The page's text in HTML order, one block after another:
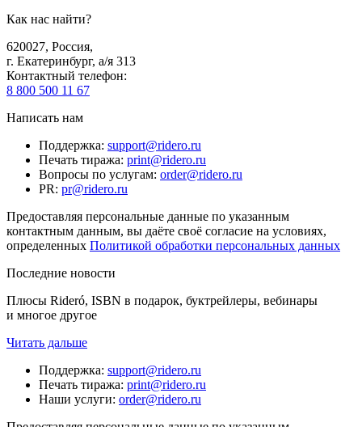
Как нас найти?
620027, Россия,
г. Екатеринбург, а/я 313
Контактный телефон:
8 800 500 11 67
Написать нам
Поддержка: support@ridero.ru
Печать тиража: print@ridero.ru
Вопросы по услугам: order@ridero.ru
PR: pr@ridero.ru
Предоставляя персональные данные по указанным
контактным данным, вы даёте своё согласие на условиях,
определенных Политикой обработки персональных данных
Последние новости
Плюсы Rideró, ISBN в подарок, буктрейлеры, вебинары
и многое другое
Читать дальше
Поддержка: support@ridero.ru
Печать тиража: print@ridero.ru
Наши услуги: order@ridero.ru